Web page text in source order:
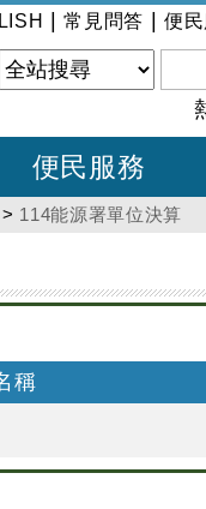
|常見問答 便
便民服務
> 114能源署單位決算
稱